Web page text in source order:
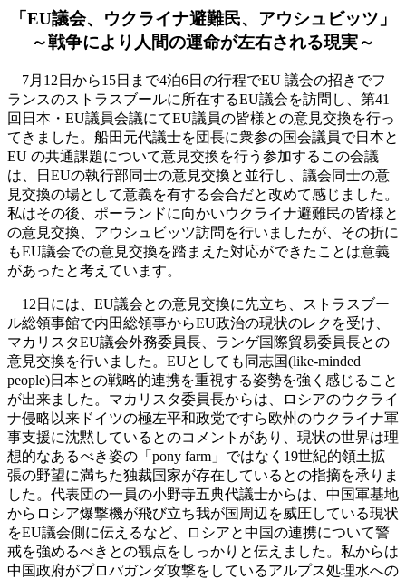
「EU議会、ウクライナ避難民、アウシュビッツ」
～戦争により人間の運命が左右される現実～
7月12日から15日まで4泊6日の行程でEU 議会の招きでフ
ランスのストラスブールに所在するEU議会を訪問し、第41
回日本・EU議員会議にてEU議員の皆様との意見交換を行っ
てきました。船田元代議士を団長に衆参の国会議員で日本と
EU の共通課題について意見交換を行う参加するこの会議
は、日EUの執行部同士の意見交換と並行し、議会同士の意
見交換の場として意義を有する会合だと改めて感じました。
私はその後、ポーランドに向かいウクライナ避難民の皆様と
の意見交換、アウシュビッツ訪問を行いましたが、その折に
もEU議会での意見交換を踏まえた対応ができたことは意義
があったと考えています。
12日には、EU議会との意見交換に先立ち、ストラスブー
ル総領事館で内田総領事からEU政治の現状のレクを受け、
マカリスタEU議会外務委員長、ランゲ国際貿易委員長との
意見交換を行いました。EUとしても同志国(like-minded
people)日本との戦略的連携を重視する姿勢を強く感じること
が出来ました。マカリスタ委員長からは、ロシアのウクライ
ナ侵略以来ドイツの極左平和政党ですら欧州のウクライナ軍
事支援に沈黙しているとのコメントがあり、現状の世界は理
想的なあるべき姿の「pony farm」ではなく19世紀的領土拡
張の野望に満ちた独裁国家が存在しているとの指摘を承りま
した。代表団の一員の小野寺五典代議士からは、中国軍基地
からロシア爆撃機が飛び立ち我が国周辺を威圧している現状
をEU議会側に伝えるなど、ロシアと中国の連携について警
戒を強めるべきとの観点をしっかりと伝えました。私からは
中国政府がプロパガンダ攻撃をしているアルプス処理水への